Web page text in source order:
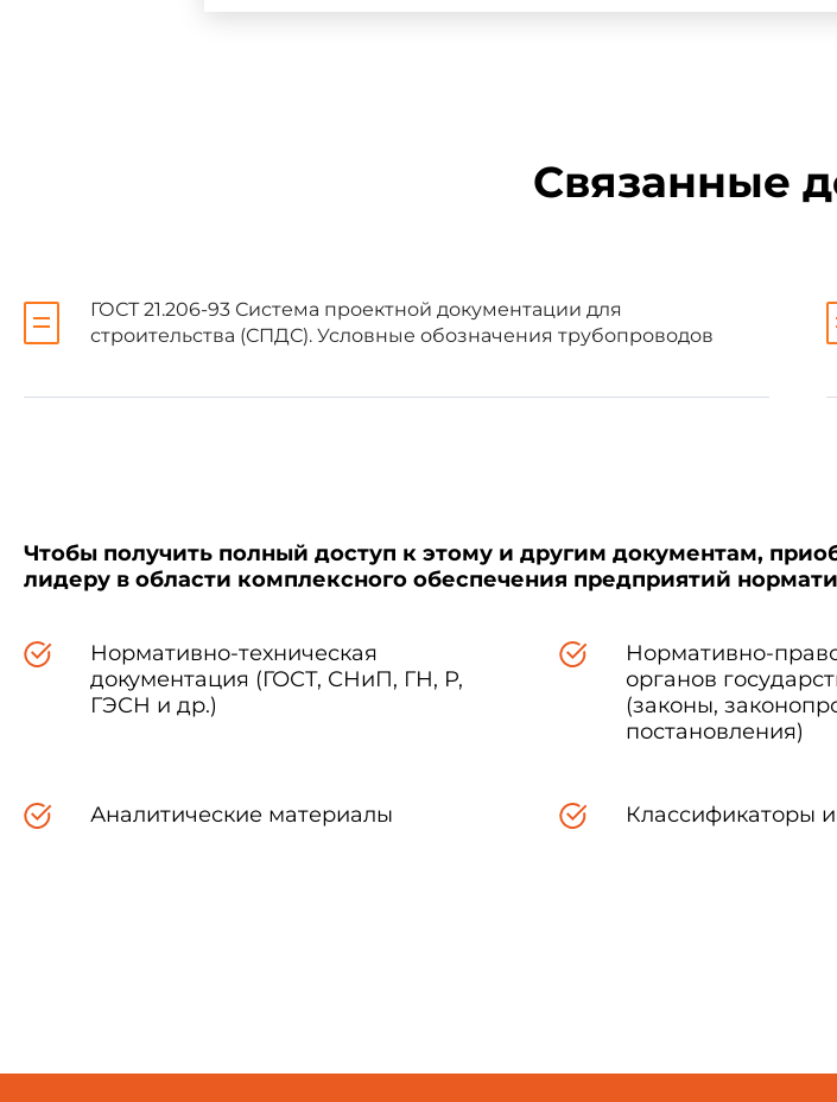
Республика Таджикистан
1 Настоящий стандарт устанавливает основные условные
Связанные
ГОСТ 21.206-93 Система проектной документации для
строительства (СПДС). Условные обозначения трубопроводов
Чтобы получить полный доступ к этому и другим документам,
лидеру в области комплексного обеспечения предприятий
Нормативно-техническая
документация (ГОСТ, СНиП, ГН, Р,
ГЭСН и др.)
Нормативно-
органов
(законы,
постановления)
Аналитические материалы Классификаторы